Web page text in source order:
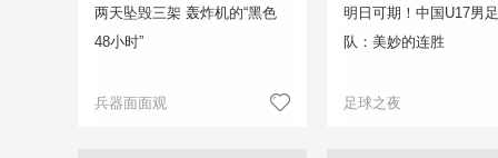
两天坠毁三架 轰炸机的“黑色
48小时”
兵器面面观
明日可期！中国U17男
队：美妙的连胜
足球之夜